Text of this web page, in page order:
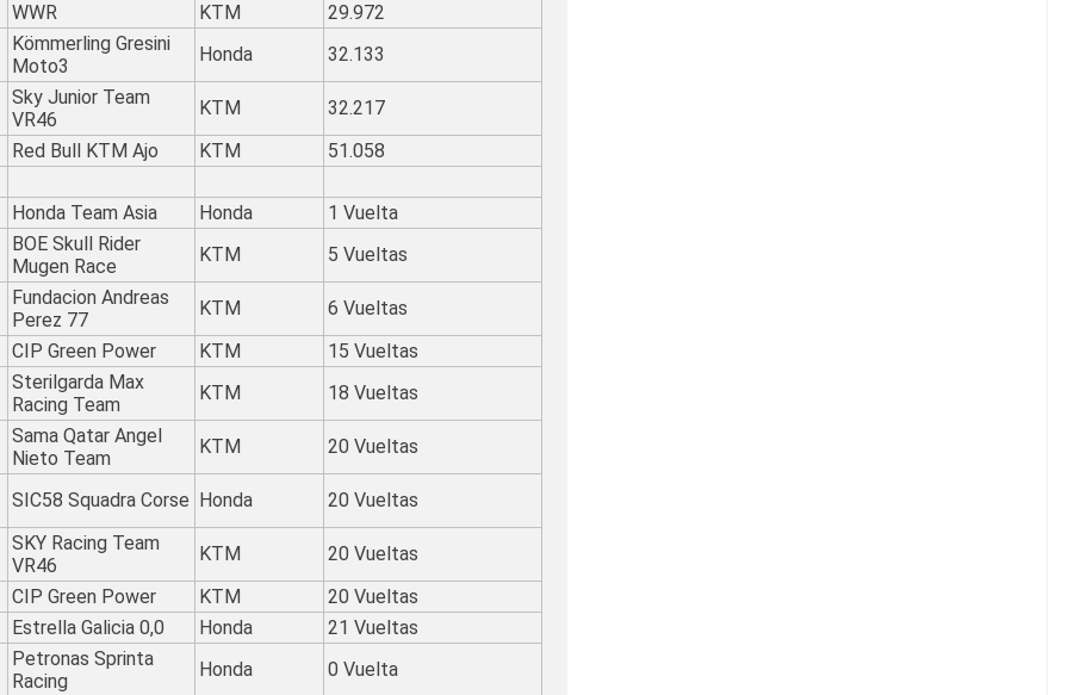
WWR KTM
29.972
Kömmerling Gresini
Moto3
Honda 32.133
Sky Junior Team
VR46
KTM
32.217
Red Bull KTM Ajo KTM
51.058
Honda Team Asia Honda
1 Vuelta
BOE Skull Rider
Mugen Race
KTM 5 Vueltas
Fundacion Andreas
Perez 77
KTM
6 Vueltas
CIP Green Power KTM
15 Vueltas
Sterilgarda Max
Racing Team
KTM 18 Vueltas
Sama Qatar Angel
Nieto Team
KTM
20 Vueltas
SIC58 Squadra Corse Honda 20 Vueltas
SKY Racing Team
VR46
KTM
20 Vueltas
CIP Green Power KTM
20 Vueltas
Estrella Galicia 0,0 Honda
21 Vueltas
Petronas Sprinta
Racing
Honda
0 Vuelta